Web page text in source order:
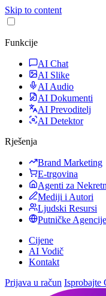
Skip to content
Funkcije
AI Chat
AI Slike
AI Audio
AI Dokumenti
AI Prevoditelj
AI Detektor
Rješenja
Brand Marketing
E-trgovina
Agenti za
Mediji i Autori
Ljudski Resursi
Putničke Agencije
Cijene
AI Vodič
Kontakt
Prijava u račun Isprobajte